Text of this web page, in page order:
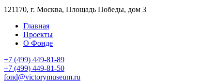
121170, г. Москва, Площадь Победы, дом 3
Главная
Проекты
О Фонде
+7 (499) 449-81-89
+7 (499) 449-81-50
fond@victorymuseum.ru